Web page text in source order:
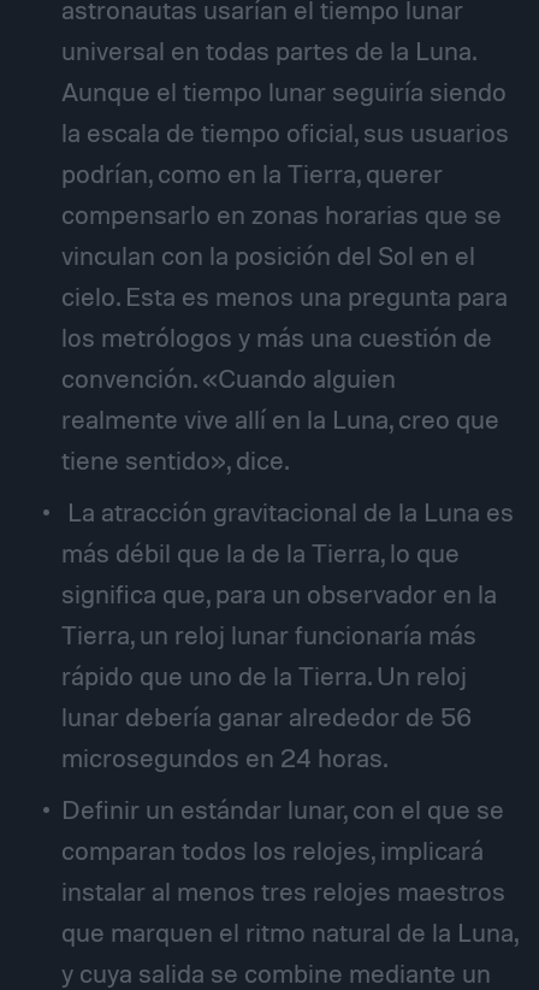
astronautas usarían el tiempo lunar
universal en todas partes de la Luna.
Aunque el tiempo lunar seguiría siendo
la escala de tiempo oficial, sus usuarios
podrían, como en la Tierra, querer
compensarlo en zonas horarias que se
vinculan con la posición del Sol en el
cielo. Esta es menos una pregunta para
los metrólogos y más una cuestión de
convención. «Cuando alguien
realmente vive allí en la Luna, creo que
tiene sentido», dice.
La atracción gravitacional de la Luna es
más débil que la de la Tierra, lo que
significa que, para un observador en la
Tierra, un reloj lunar funcionaría más
rápido que uno de la Tierra. Un reloj
lunar debería ganar alrededor de 56
microsegundos en 24 horas.
Definir un estándar lunar, con el que se
comparan todos los relojes, implicará
instalar al menos tres relojes maestros
que marquen el ritmo natural de la Luna,
y cuya salida se combine mediante un